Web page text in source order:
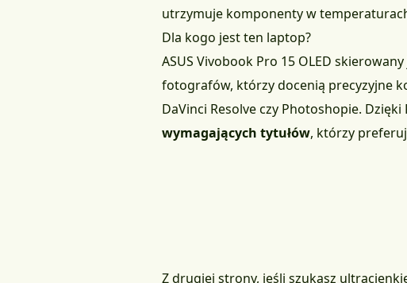
utrzymuje komponenty w
Dla kogo jest ten laptop?
ASUS Vivobook Pro 15 OLED
fotografów, którzy docenią precyzyjne
DaVinci Resolve czy Photoshopie.
wymagających tytułów, którzy
Z drugiej strony, jeśli szukasz